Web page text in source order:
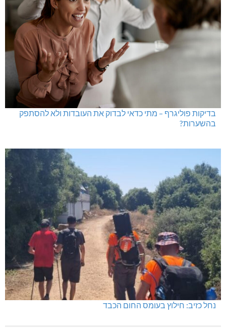
בדיקות פוליגרף – מתי כדאי לבדוק את העובדות ולא להסתפק
בהשערות?
נחל כזיב: חילוץ בעומס החום הכבד